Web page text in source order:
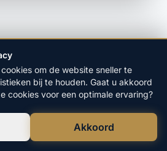
VOLGENDE WOONPLAATS
Valthermond
Bel Ons Direct
om de website sneller te
bij te houden. Gaat u akkoord
cookies voor een optimale ervaring?
Akkoord